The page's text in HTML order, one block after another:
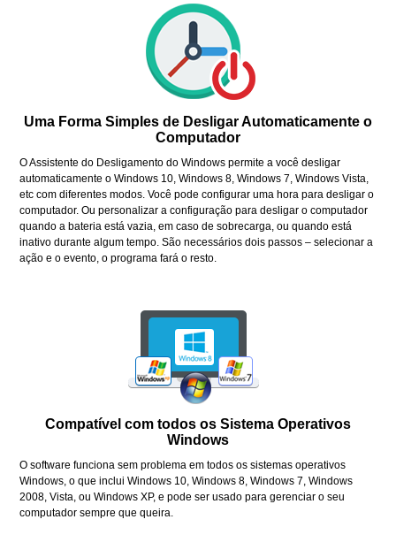
Uma Forma Simples de Desligar Automaticamente o
Computador
O Assistente do Desligamento do Windows permite a você desligar
automaticamente o Windows 10, Windows 8, Windows 7, Windows Vista,
etc com diferentes modos. Você pode configurar uma hora para desligar o
computador. Ou personalizar a configuração para desligar o computador
quando a bateria está vazia, em caso de sobrecarga, ou quando está
inativo durante algum tempo. São necessários dois passos – selecionar a
ação e o evento, o programa fará o resto.
Compatível com todos os Sistema Operativos
Windows
O software funciona sem problema em todos os sistemas operativos
Windows, o que inclui Windows 10, Windows 8, Windows 7, Windows
2008, Vista, ou Windows XP, e pode ser usado para gerenciar o seu
computador sempre que queira.